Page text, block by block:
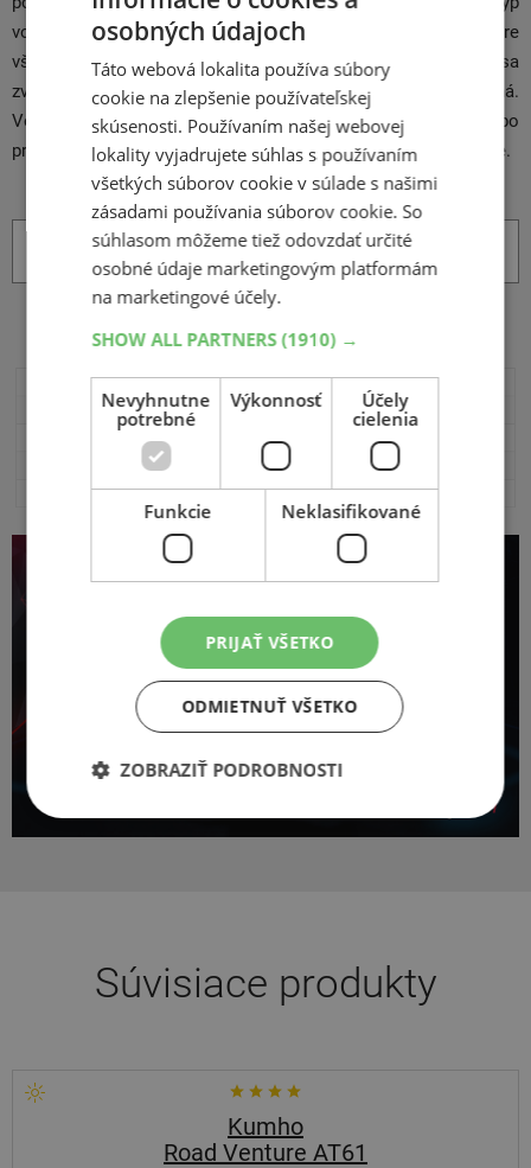
vozidla, od motocykla cez osobné až po nákladné auto. Pre
všetkých, ktorí jazdia po cestách. Uvedomujeme si, že zrážka sa
zverou je najmä pre jednostopové mimoriadne nebezpečná.
Vodiča nechráni kapota ako v aute a pri vyhýbanie alebo
prudkom brzdení či zmene smeru hrozí obrovské riziko havárie.
Viac informácií sa o plašičce zveri Siren7 dozviete v
našom článku tu
Rozmery, hmotnosť a materiál
Súvisiace produkty
Kumho
Road Venture AT61
osobných údajoch
Táto webová lokalita používa súbory
cookie na zlepšenie používateľskej
skúsenosti. Používaním našej webovej
lokality vyjadrujete súhlas s používaním
všetkých súborov cookie v súlade s našimi
zásadami používania súborov cookie. So
súhlasom môžeme tiež odovzdať určité
osobné údaje marketingovým platformám
na marketingové účely.
SHOW ALL PARTNERS(1910) →
Nevyhnutne
potrebné
Výkonnosť
Účely
cielenia
Funkcie Neklasifikované
PRIJAŤ VŠETKO
ODMIETNUŤ VŠETKO
ZOBRAZIŤ PODROBNOSTI